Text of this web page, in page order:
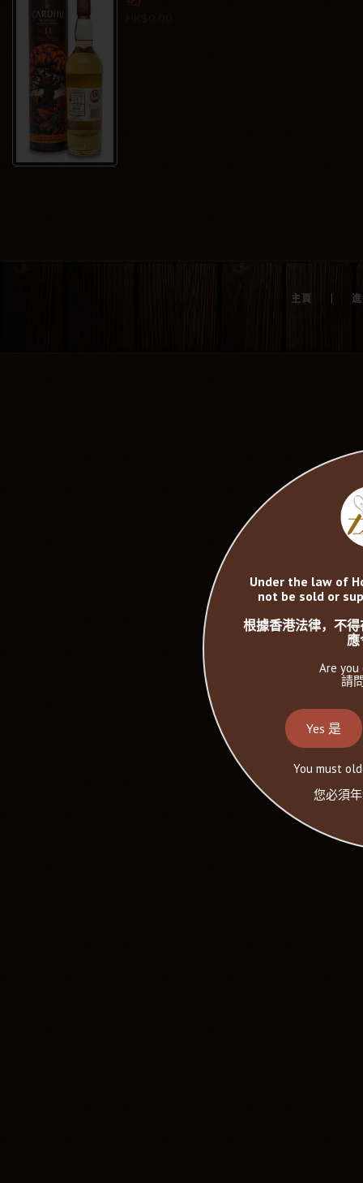
HK$0.00
主頁 |
Under the law of
not be sold or
根據香港法律，不
Are
請
Yes 是
You must
您必須